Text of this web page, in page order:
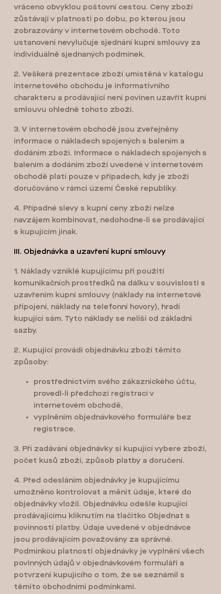
vráceno obvyklou poštovní cestou. Ceny zboží
zůstávají v platnosti po dobu, po kterou jsou
zobrazovány v internetovém obchodě. Toto
ustanovení nevylučuje sjednání kupní smlouvy za
individuálně sjednaných podmínek.
2. Veškerá prezentace zboží umístěná v katalogu
internetového obchodu je informativního
charakteru a prodávající není povinen uzavřít kupní
smlouvu ohledně tohoto zboží.
3. V internetovém obchodě jsou zveřejněny
informace o nákladech spojených s balením a
dodáním zboží. Informace o nákladech spojených s
balením a dodáním zboží uvedené v internetovém
obchodě platí pouze v případech, kdy je zboží
doručováno v rámci území České republiky.
4. Případné slevy s kupní ceny zboží nelze
navzájem kombinovat, nedohodne-li se prodávající
s kupujícím jinak.
III. Objednávka a uzavření kupní smlouvy
1. Náklady vzniklé kupujícímu při použití
komunikačních prostředků na dálku v souvislosti s
uzavřením kupní smlouvy (náklady na internetové
připojení, náklady na telefonní hovory), hradí
kupující sám. Tyto náklady se neliší od základní
sazby.
2. Kupující provádí objednávku zboží těmito
způsoby:
prostřednictvím svého zákaznického účtu,
provedl-li předchozí registraci v
internetovém obchodě,
vyplněním objednávkového formuláře bez
registrace.
3. Při zadávání objednávky si kupující vybere zboží,
počet kusů zboží, způsob platby a doručení.
4. Před odesláním objednávky je kupujícímu
umožněno kontrolovat a měnit údaje, které do
objednávky vložil. Objednávku odešle kupující
prodávajícímu kliknutím na tlačítko Objednat s
povinností platby. Údaje uvedené v objednávce
jsou prodávajícím považovány za správné.
Podmínkou platnosti objednávky je vyplnění všech
povinných údajů v objednávkovém formuláři a
potvrzení kupujícího o tom, že se seznámil s
těmito obchodními podmínkami.